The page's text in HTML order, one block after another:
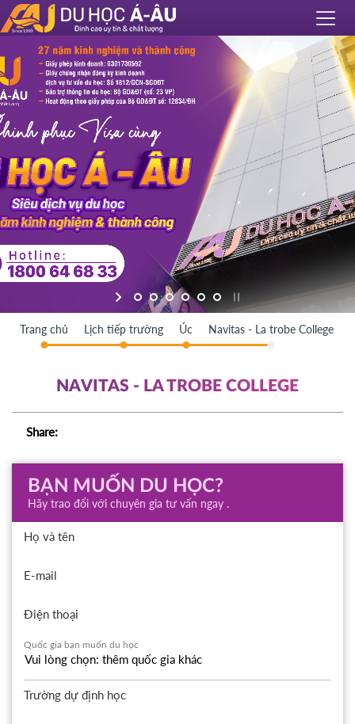
Trang chủ Lịch tiếp trường Úc Navitas - La trobe College
NAVITAS - LA TROBE COLLEGE
Share:
BẠN MUỐN DU HỌC?
Hãy trao đổi với chuyên gia tư vấn ngay .
Họ và tên
E-mail
Điện thoại
Quốc gia bạn muốn du học
Trường dự định học